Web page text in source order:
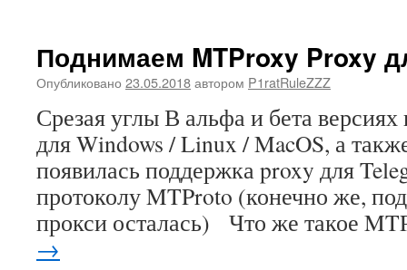
Поднимаем MTProxy Proxy
Опубликовано 23.05.2018автором P1ratRuleZZZ
Срезая углы В альфа и бета
для Windows / Linux / MacOS, а
появилась поддержка proxy для
протоколу MTProto (конечно же,
прокси осталась) Что же такое
→